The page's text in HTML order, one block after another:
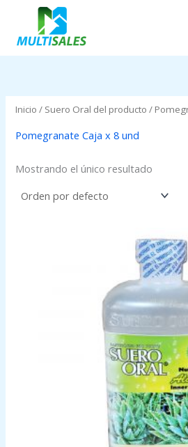
contenido
Inicio / Suero Oral del producto /
Pomegranate Caja x 8 und
Mostrando el único resultado